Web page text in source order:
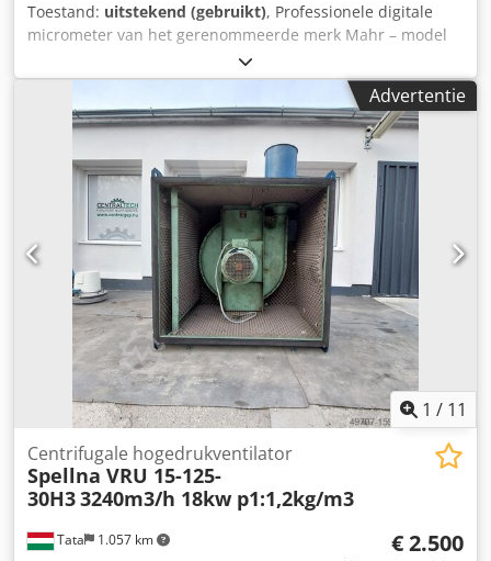
Toestand: uitstekend (gebruikt), Professionele digitale
micrometer van het gerenommeerde merk Mahr – model
Micromar 40 EWR(i) – ontworpen voor uiterst nauwkeurige
metingen met een precisie tot 0,001 mm. Het apparaat is
uitgevoerd in IP65, wat betekent dat het stof- en
waterbestendig is, ideaal voor gebruik in de metrologie,
kwaliteitscontrole en industriële werkplaatsen. Meetbereik:
100 – 125 mm. Nauwkeurigheid: 0,001 mm. Digitale
aflezing met een groot, goed leesbaar LCD-scherm.
Beschermingsgraad: IP65 – bestand tegen stof en
spatwater. Functies 'ABS' en 'Hold' – snelle meetstop en
nulstelmogelijkheid. Hoogstijve behuizing, ergonomische
greep. Geleverd in originele doos, met certificaat,
handleiding en 100 mm referentiestandaard. Staat: zo
goed als nieuw / slechts voor testdoeleinden gebruikt.
Dcsdpfxoxl Rgij Ac Eok
Advertentie
1 / 11
Tata 1.057 km
Centrifugale hogedrukventilator
Spellna VRU 15-125-
30H33240m3/h 18kw p1:1,2kg/m3
€ 2.500